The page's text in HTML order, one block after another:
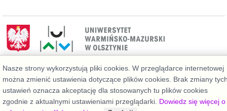
Deklaracja dostępności
Nasze strony wykorzystują pliki cookies. W przeglądarce internetowej
można zmienić ustawienia dotyczące plików cookies. Brak zmiany
ustawień oznacza akceptację dla stosowanych tu plików cookies
zgodnie z aktualnymi ustawieniami przeglądarki. Dowiedz się więcej o